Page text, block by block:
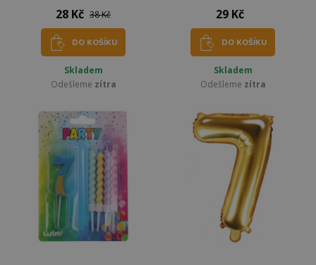
28 Kč 38 Kč
DO KOŠÍKU
Skladem
Odešleme zítra
29 Kč
DO KOŠÍKU
Skladem
Odešleme zítra